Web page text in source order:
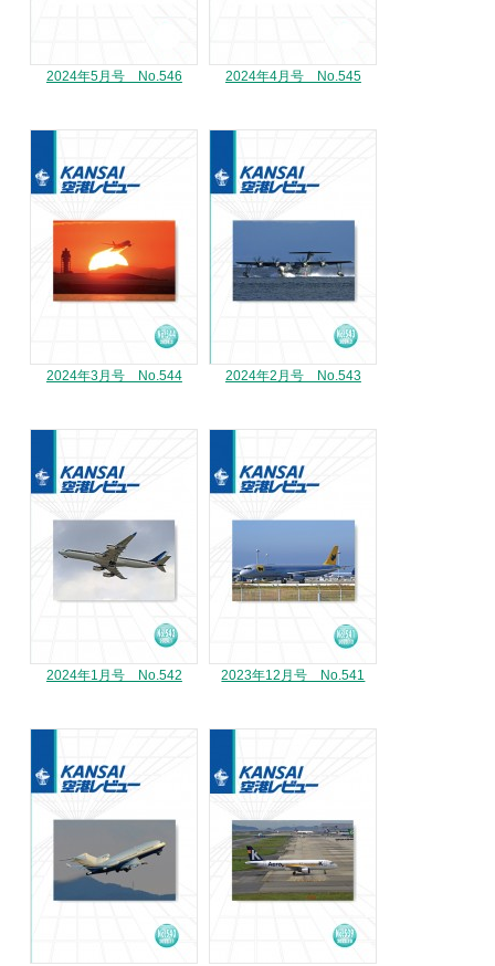
2024年5月号 No.546 2024年4月号 No.545
2024年3月号 No.544 2024年2月号 No.543
2024年1月号 No.542 2023年12月号 No.541